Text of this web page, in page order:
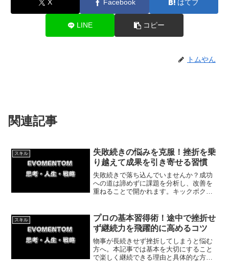
X Facebook はてブ
LINE コピー
トムやん
関連記事
スキル
失敗続きの悩みを克服！挫折を乗
り越えて成果を引き寄せる習慣
失敗続きで落ち込んでいませんか？成功
への道は諦めずに課題を分析し、改善を
重ねることで開かれます。キックボクシ
体的ステップを解説。正しい努力で理想
の成果を手に入れましょう。
スキル
プロの基本習得術！途中で挫折せ
ず継続力を飛躍的に高めるコツ
物事が長続きせず挫折してしまうと悩む
方へ。本記事では基本を大切にすること
で楽しく継続できる理由と具体的な方法